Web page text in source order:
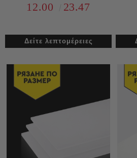
12.00 23.47
Δείτε λεπτομέρειες